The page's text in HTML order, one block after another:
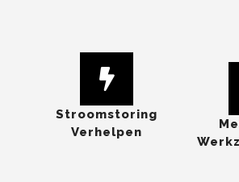
Stroomstoring
Verhelpen